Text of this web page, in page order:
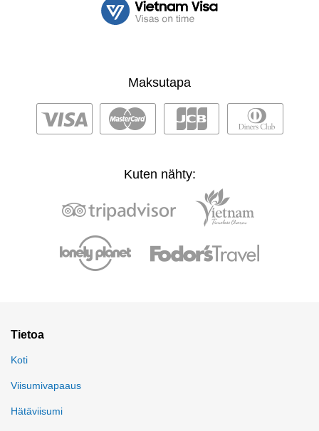
Maksutapa
Kuten nähty:
Tietoa
Koti
Viisumivapaaus
Hätäviisumi